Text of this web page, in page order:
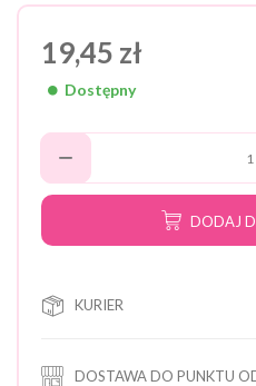
19,45 zł
Dostępny
DODAJ
KURIER
DOSTAWA DO PUNKTU